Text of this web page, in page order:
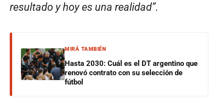
resultado y hoy es una realidad”.
MIRÁ TAMBIÉN
Hasta 2030: Cuál es el DT argentino que
renovó contrato con su selección de
fútbol